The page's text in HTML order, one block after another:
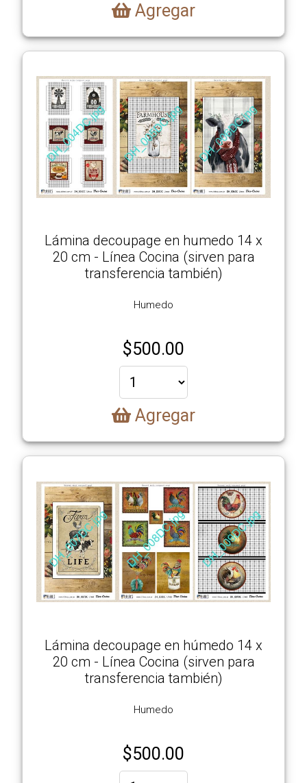
Agregar
Lámina decoupage en humedo 14 x
20 cm - Línea Cocina (sirven para
transferencia también)
Humedo
$500.00
Agregar
Lámina decoupage en húmedo 14 x
20 cm - Línea Cocina (sirven para
transferencia también)
Humedo
$500.00